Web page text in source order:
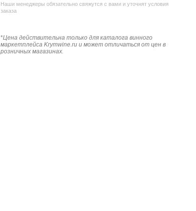
Наши менеджеры обязательно свяжутся с вами и уточнят условия
заказа
*Цена действительна только для каталога винного
маркетплейса Krymwine.ru и может отличаться от цен в
розничных магазинах.